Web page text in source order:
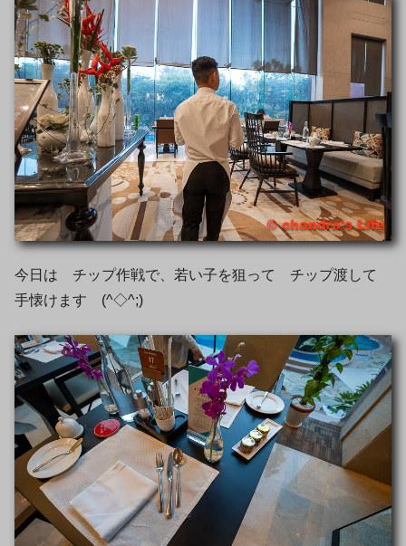
今日は チップ作戦で、若い子を狙って チップ渡して
手懐けます (^◇^;)